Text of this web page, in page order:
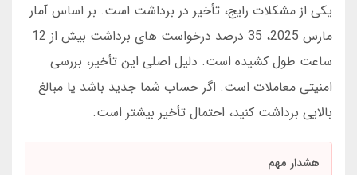
یکی از مشکلات رایج، تأخیر در برداشت است. بر اساس آمار
مارس 2025، 35 درصد درخواست های برداشت بیش از 12
ساعت طول کشیده است. دلیل اصلی این تأخیر، بررسی
امنیتی معاملات است. اگر حساب شما جدید باشد یا مبالغ
بالایی برداشت کنید، احتمال تأخیر بیشتر است.
هشدار مهم